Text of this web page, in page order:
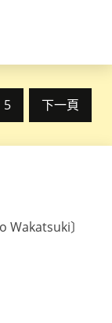
5 下一頁